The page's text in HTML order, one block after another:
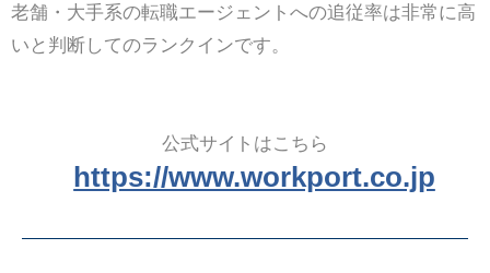
老舗・大手系の転職エージェントへの追従率は非常に高
いと判断してのランクインです。
公式サイトはこちら
https://www.workport.co.jp